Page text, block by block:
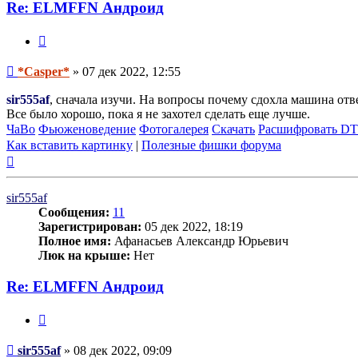
Re: ELMFFN Андроид
Сообщение
*Casper* » 07 дек 2022, 12:55
sir555af, сначала изучи. На вопросы почему сдохла машина
Все было хорошо, пока я не захотел сделать еще лучше.
ЧаВо Фьюженоведение Фотогалерея Скачать Расшифровать
Как вставить картинку | Полезные фишки форума
sir555af
Сообщения: 11
Зарегистрирован: 05 дек 2022, 18:19
Полное имя: Афанасьев Александр Юрьевич
Люк на крыше: Нет
Re: ELMFFN Андроид
Сообщение
sir555af» 08 дек 2022, 09:09